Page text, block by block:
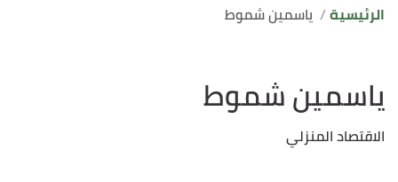
الرئيسية ياسمين شموط
ياسمين شموط
الاقتصاد المنزلي